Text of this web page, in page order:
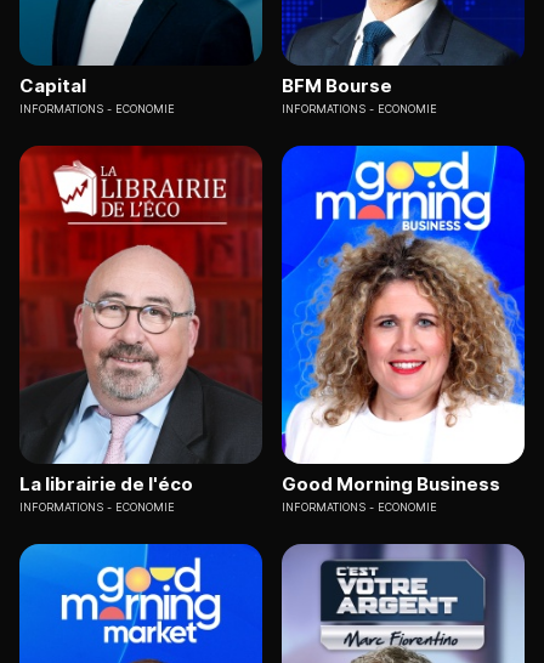
Capital
INFORMATIONS ECONOMIE
BFM Bourse
INFORMATIONS ECONOMIE
La librairie de l'éco
INFORMATIONS ECONOMIE
Good Morning Business
INFORMATIONS ECONOMIE